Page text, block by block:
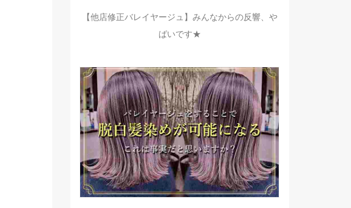
【他店修正バレイヤージュ】みんなからの反響、や
ばいです★